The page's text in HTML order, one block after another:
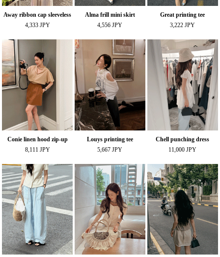
Away ribbon cap sleeveless
4,333 JPY
Alma frill mini skirt
4,556 JPY
Great printing tee
3,222 JPY
Conie linen hood zip-up
8,111 JPY
Louys printing tee
5,667 JPY
Chell punching dress
11,000 JPY